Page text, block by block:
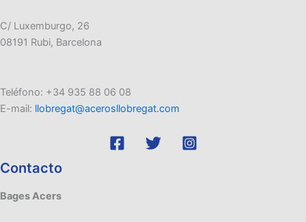
C/ Luxemburgo, 26
08191 Rubi, Barcelona
Teléfono: +34 935 88 06 08
E-mail: llobregat@acerosllobregat.com
Contacto
Bages Acers